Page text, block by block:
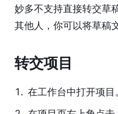
出
文
设
插
妙多不支持直接转交草
其他人，你可以将草稿
转交项目
1 . 在工作台中打开项目。